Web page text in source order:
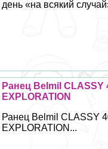
день «на всякий
Ранец Belmil CLASSY
EXPLORATION
Ранец Belmil CLASSY
EXPLORATION...